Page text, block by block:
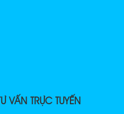
TƯ VẤN TRỰC TUYẾN